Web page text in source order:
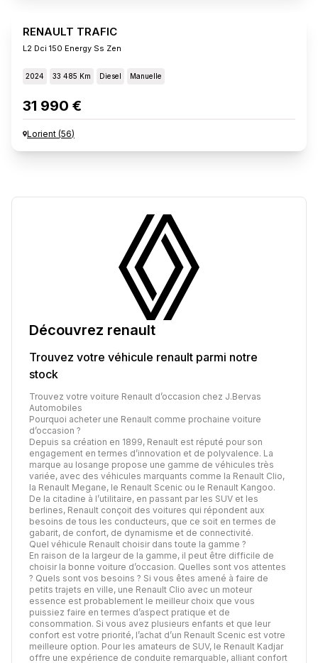
RENAULT TRAFIC
L2 Dci 150 Energy Ss Zen
2024 33 485 Km Diesel Manuelle
31 990 €
Lorient (56)
Découvrez renault
Trouvez votre véhicule renault parmi notre
stock
Trouvez votre voiture Renault d’occasion chez J.Bervas
Automobiles
Pourquoi acheter une Renault comme prochaine voiture
d’occasion ?
Depuis sa création en 1899, Renault est réputé pour son
engagement en termes d’innovation et de polyvalence. La
marque au losange propose une gamme de véhicules très
variée, avec des véhicules marquants comme la Renault Clio,
la Renault Megane, le Renault Scenic ou le Renault Kangoo.
De la citadine à l’utilitaire, en passant par les SUV et les
berlines, Renault conçoit des voitures qui répondent aux
besoins de tous les conducteurs, que ce soit en termes de
gabarit, de confort, de dynamisme et de connectivité.
Quel véhicule Renault choisir dans toute la gamme ?
En raison de la largeur de la gamme, il peut être difficile de
choisir la bonne voiture d’occasion. Quelles sont vos attentes
? Quels sont vos besoins ? Si vous êtes amené à faire de
petits trajets en ville, une Renault Clio avec un moteur
essence est probablement le meilleur choix que vous
puissiez faire en termes d’aspect pratique et de
consommation. Si vous avez plusieurs enfants et que leur
confort est votre priorité, l’achat d’un Renault Scenic est votre
meilleure option. Pour les amateurs de SUV, le Renault Kadjar
offre une expérience de conduite remarquable, alliant confort